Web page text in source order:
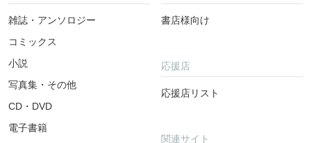
雑誌・アンソロジー
コミックス
小説
写真集・その他
CD・DVD
電子書籍
書店様向け
応援店
応援店リスト
関連サイト